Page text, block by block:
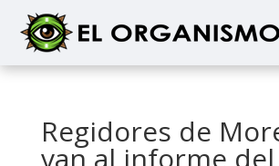
Regidores de
van al informe del